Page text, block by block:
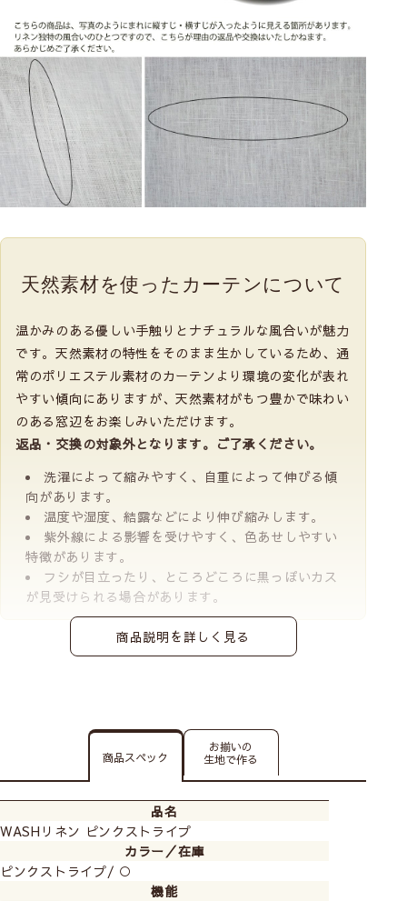
天然素材を使った カーテンについて
温かみのある優しい手触りとナチュラルな風合いが魅力
です。天然素材の特性をそのまま生かしているため、通
常のポリエステル素材のカーテンより環境の変化が表れ
やすい傾向にありますが、天然素材がもつ豊かで味わい
のある窓辺をお楽しみいただけます。
返品・交換の対象外となります。ご了承ください。
洗濯によって縮みやすく、自重によって伸びる傾
向があります。
温度や湿度、結露などにより伸び縮みします。
紫外線による影響を受けやすく、色あせしやすい
特徴があります。
フシが目立ったり、ところどころに黒っぽいカス
が見受けられる場合があります。
商品説明を詳しく見る
商品スペック
お揃いの
生地で作る
品名
WASHリネン ピンクストライプ
カラー／在庫
ピンクストライプ/ ○
機能